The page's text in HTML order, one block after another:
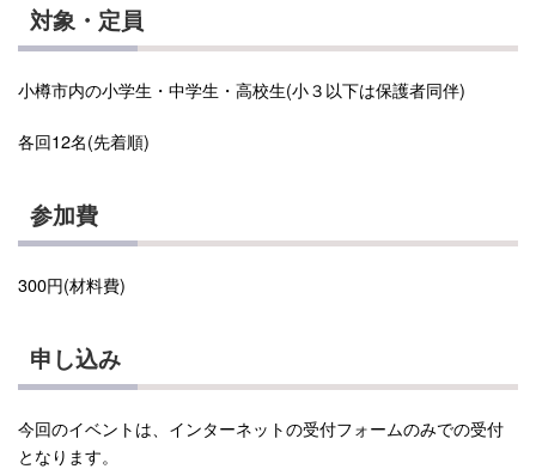
対象・定員
小樽市内の小学生・中学生・高校生(小３以下は保護者同伴)
各回12名(先着順)
参加費
300円(材料費)
申し込み
今回のイベントは、インターネットの受付フォームのみでの受付
となります。